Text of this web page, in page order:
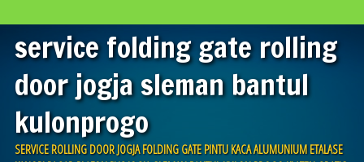
service folding gate rolling
door jogja sleman bantul
kulonprogo
SERVICE ROLLING DOOR JOGJA FOLDING GATE PINTU KACA ALUMUNIUM ETALASE